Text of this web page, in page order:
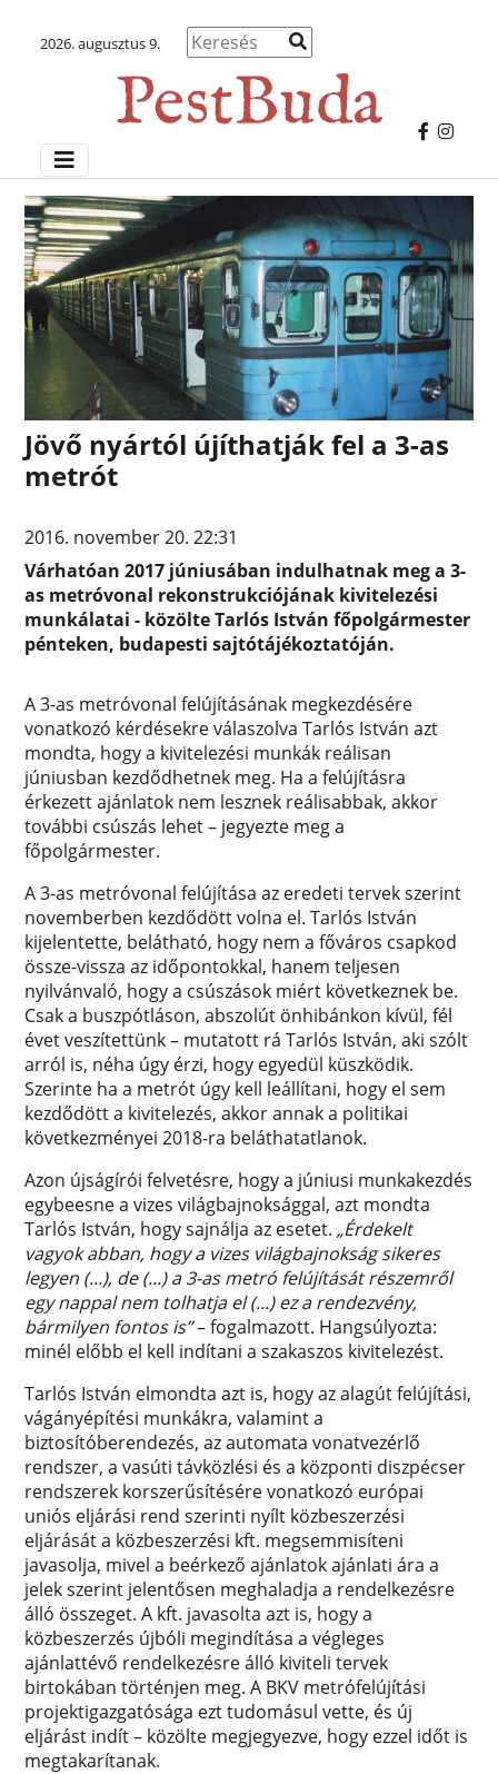
2026. augusztus 9.
Jövő nyártól újíthatják fel a 3-as
metrót
2016. november 20. 22:31
Várhatóan 2017 júniusában indulhatnak meg a 3-
as metróvonal rekonstrukciójának kivitelezési
munkálatai - közölte Tarlós István főpolgármester
pénteken, budapesti sajtótájékoztatóján.
A 3-as metróvonal felújításának megkezdésére
vonatkozó kérdésekre válaszolva Tarlós István azt
mondta, hogy a kivitelezési munkák reálisan
júniusban kezdődhetnek meg. Ha a felújításra
érkezett ajánlatok nem lesznek reálisabbak, akkor
további csúszás lehet – jegyezte meg a
főpolgármester.
A 3-as metróvonal felújítása az eredeti tervek szerint
novemberben kezdődött volna el. Tarlós István
kijelentette, belátható, hogy nem a főváros csapkod
össze-vissza az időpontokkal, hanem teljesen
nyilvánvaló, hogy a csúszások miért következnek be.
Csak a buszpótláson, abszolút önhibánkon kívül, fél
évet veszítettünk – mutatott rá Tarlós István, aki szólt
arról is, néha úgy érzi, hogy egyedül küszködik.
Szerinte ha a metrót úgy kell leállítani, hogy el sem
kezdődött a kivitelezés, akkor annak a politikai
következményei 2018-ra beláthatatlanok.
Azon újságírói felvetésre, hogy a júniusi munkakezdés
egybeesne a vizes világbajnoksággal, azt mondta
Tarlós István, hogy sajnálja az esetet.„Érdekelt
vagyok abban, hogy a vizes világbajnokság sikeres
legyen (...), de (...) a 3-as metró felújítását részemről
egy nappal nem tolhatja el (...) ez a rendezvény,
bármilyen fontos is”– fogalmazott. Hangsúlyozta:
minél előbb el kell indítani a szakaszos kivitelezést.
Tarlós István elmondta azt is, hogy az alagút felújítási,
vágányépítési munkákra, valamint a
biztosítóberendezés, az automata vonatvezérlő
rendszer, a vasúti távközlési és a központi diszpécser
rendszerek korszerűsítésére vonatkozó európai
uniós eljárási rend szerinti nyílt közbeszerzési
eljárását a közbeszerzési kft. megsemmisíteni
javasolja, mivel a beérkező ajánlatok ajánlati ára a
jelek szerint jelentősen meghaladja a rendelkezésre
álló összeget. A kft. javasolta azt is, hogy a
közbeszerzés újbóli megindítása a végleges
ajánlattévő rendelkezésre álló kiviteli tervek
birtokában történjen meg. A BKV metrófelújítási
projektigazgatósága ezt tudomásul vette, és új
eljárást indít – közölte megjegyezve, hogy ezzel időt is
megtakarítanak.